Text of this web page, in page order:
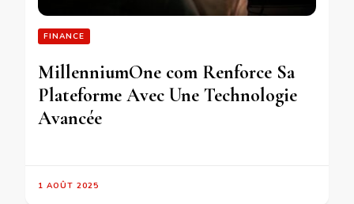
FINANCE
MillenniumOne com Renforce Sa
Plateforme Avec Une Technologie
Avancée
1 AOÛT 2025